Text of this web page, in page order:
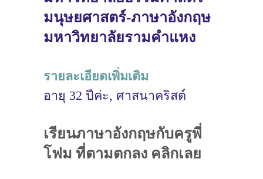
มนุษยศาสตร์-ภาษาอังกฤษ
มหาวิทยาลัยรามคำแหง
รายละเอียดเพิ่มเติม
อายุ 32 ปีค่ะ, ศาสนาคริสต์
เรียนภาษาอังกฤษกับครูพี่
โฟม ที่ตามตกลง คลิกเลย